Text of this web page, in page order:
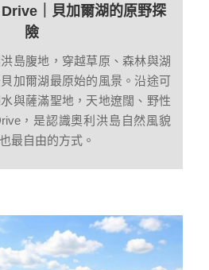
｜貝加爾湖的原野探
險
島腹地，穿越草原、森林與湖
加爾湖最原始的風景。沿途可
與薩滿聖地，天地遼闊、野性
，是認識奧利洪島自然風貌
最自由的方式。